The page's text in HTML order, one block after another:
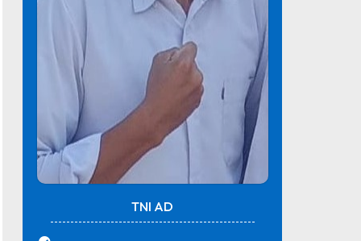
TNI AD